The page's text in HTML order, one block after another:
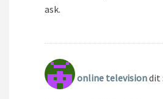
ask.
online televisiondit :